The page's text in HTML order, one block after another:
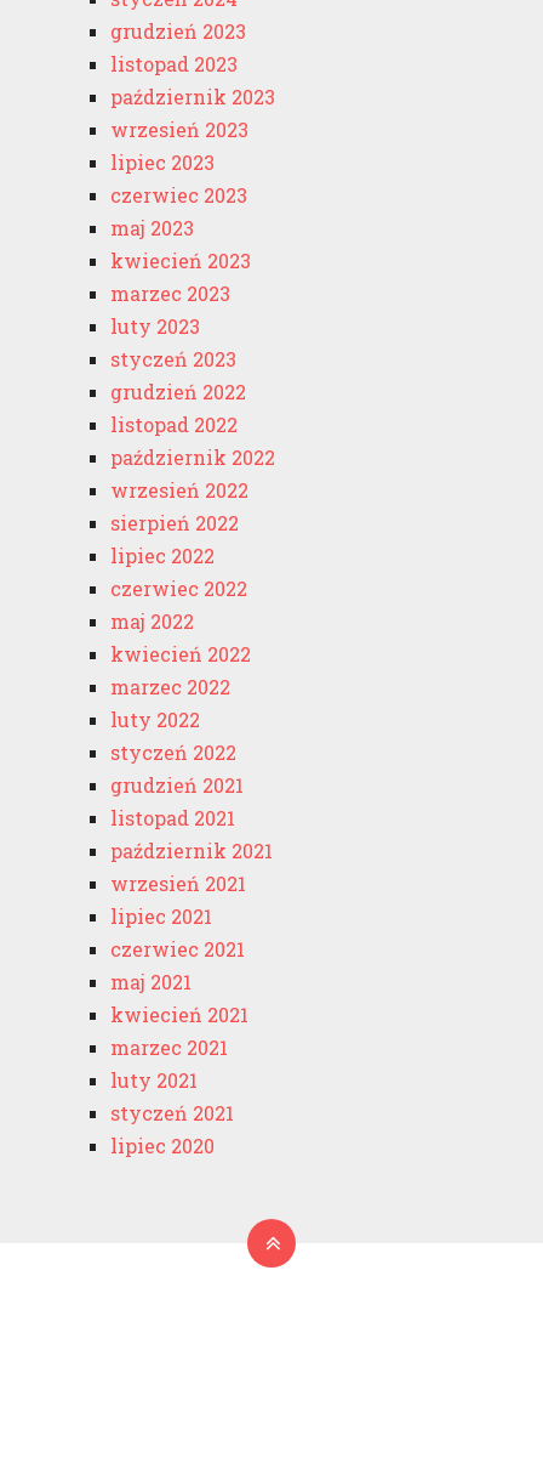
grudzień 2023
listopad 2023
październik 2023
wrzesień 2023
lipiec 2023
czerwiec 2023
maj 2023
kwiecień 2023
marzec 2023
luty 2023
styczeń 2023
grudzień 2022
listopad 2022
październik 2022
wrzesień 2022
sierpień 2022
lipiec 2022
czerwiec 2022
maj 2022
kwiecień 2022
marzec 2022
luty 2022
styczeń 2022
grudzień 2021
listopad 2021
październik 2021
wrzesień 2021
lipiec 2021
czerwiec 2021
maj 2021
kwiecień 2021
marzec 2021
luty 2021
styczeń 2021
lipiec 2020